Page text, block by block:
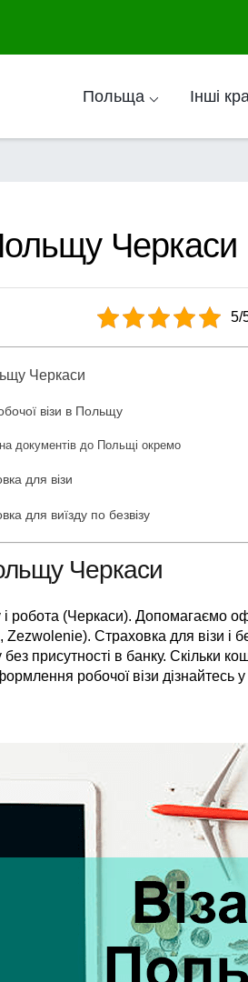
Польща ⌵ Інші
Черкаси
5/
Черкаси
візи в Польщу
документів до Польщі окремо
для візи
для виїзду по безвізу
Черкаси
робота (Черкаси). Допомагаємо
Страховка для візи і
без присутності в банку. Скільки
робочої візи дізнайтесь у